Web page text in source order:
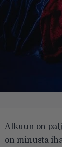
Alkuun on
on minusta